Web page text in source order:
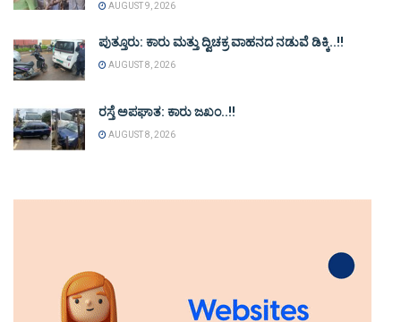
AUGUST 9, 2026
ಪುತ್ತೂರು: ಕಾರು ಮತ್ತು ದ್ವಿಚಕ್ರ ವಾಹನದ ನಡುವೆ ಡಿಕ್ಕಿ..!!
AUGUST 8, 2026
ರಸ್ತೆ ಅಪಘಾತ: ಕಾರು ಜಖಂ..!!
AUGUST 8, 2026